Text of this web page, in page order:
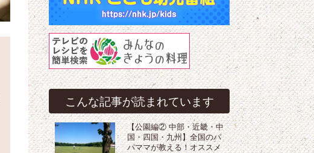
こんな記事が読まれています
【公園編② 中部・近畿・中
国・四国・九州】全国のパ
パママが教える！オススメ